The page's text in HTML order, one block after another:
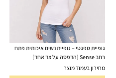
גופיית ספגטי – גופיית נשים איכותית פתח
רחב Sense [הדפסה על צד אחד]
מחירון בעמוד מוצר